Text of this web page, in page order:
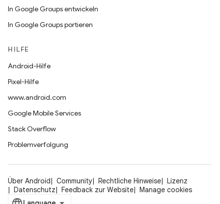
In Google Groups entwickeln
In Google Groups portieren
HILFE
Android-Hilfe
Pixel-Hilfe
www.android.com
Google Mobile Services
Stack Overflow
Problemverfolgung
Über Android Community Rechtliche Hinweise
Lizenz
Datenschutz
Feedback zur Website Manage cookies